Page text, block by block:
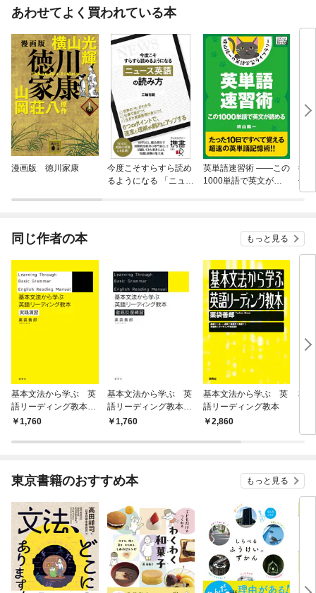
あわせてよく買われている本
漫画版 徳川家康
今度こそすらすら読め
るようになる 「ニュー
英単語速習術 ——この
1000単語で英文が読
徳
伝
人
同じ作者の本 もっと見る
基本文法から学ぶ 英
語リーディング教本
実践演習
1,760
基本文法から学ぶ 英
語リーディング教本
徹底反復練習
1,760
基本文法から学ぶ 英
語リーディング教本
2,860
本
東京書籍のおすすめ本 もっと見る